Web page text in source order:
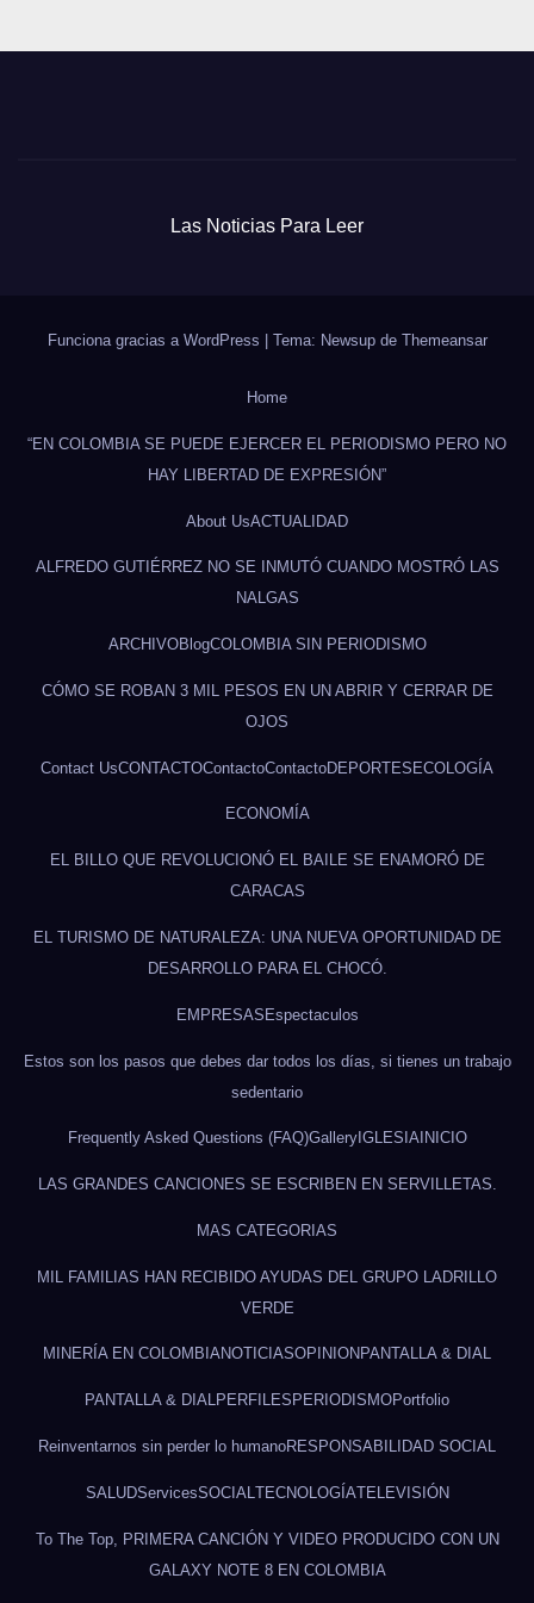
Las Noticias Para Leer
Funciona gracias a WordPress | Tema: Newsup de Themeansar
Home
“EN COLOMBIA SE PUEDE EJERCER EL PERIODISMO PERO NO
HAY LIBERTAD DE EXPRESIÓN”
About UsACTUALIDAD
ALFREDO GUTIÉRREZ NO SE INMUTÓ CUANDO MOSTRÓ LAS
NALGAS
ARCHIVOBlogCOLOMBIA SIN PERIODISMO
CÓMO SE ROBAN 3 MIL PESOS EN UN ABRIR Y CERRAR DE
OJOS
Contact UsCONTACTOContactoContactoDEPORTESECOLOGÍA
ECONOMÍA
EL BILLO QUE REVOLUCIONÓ EL BAILE SE ENAMORÓ DE
CARACAS
EL TURISMO DE NATURALEZA: UNA NUEVA OPORTUNIDAD DE
DESARROLLO PARA EL CHOCÓ.
EMPRESAS Espectaculos
Estos son los pasos que debes dar todos los días, si tienes un trabajo
sedentario
Frequently Asked Questions (FAQ)GalleryIGLESIAINICIO
LAS GRANDES CANCIONES SE ESCRIBEN EN SERVILLETAS.
MAS CATEGORIAS
MIL FAMILIAS HAN RECIBIDO AYUDAS DEL GRUPO LADRILLO
VERDE
MINERÍA EN COLOMBIANOTICIASOPINION PANTALLA & DIAL
PANTALLA & DIALPERFILES PERIODISMOPortfolio
Reinventarnos sin perder lo humanoRESPONSABILIDAD SOCIAL
SALUDServicesSOCIAL TECNOLOGÍATELEVISIÓN
To The Top, PRIMERA CANCIÓN Y VIDEO PRODUCIDO CON UN
GALAXY NOTE 8 EN COLOMBIA